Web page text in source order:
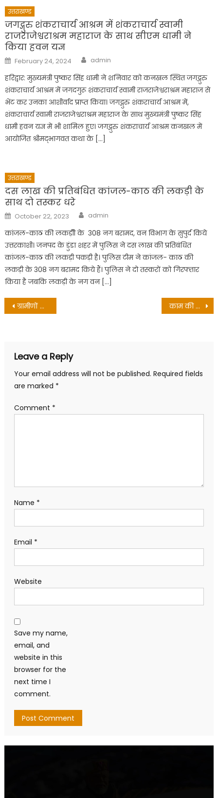
उत्तराखण्ड
जगद्गुरु शंकराचार्य आश्रम में शंकराचार्य स्वामी
राजराजेश्वराश्रम महाराज के साथ सीएम धामी ने
किया हवन यज्ञ
Posted
on
February 24, 2024 Author
admin
हरिद्वार: मुख्यमंत्री पुष्कर सिंह धामी ने शनिवार को कनखल स्थित जगद्गुरु
शंकराचार्य आश्रम में जगदगुरू शंकराचार्य स्वामी राजराजेश्वराश्रम महाराज से
भेंट कर उनका आशीर्वाद प्राप्त किया। जगद्गुरु शंकराचार्य आश्रम में,
शंकराचार्य स्वामी राजराजेश्वराश्रम महाराज के साथ मुख्यमंत्री पुष्कर सिंह
धामी हवन यज्ञ में भी शामिल हुए। जगद्गुरु शंकराचार्य आश्रम कनखल में
आयोजित श्रीमद्भागवत कथा के […]
उत्तराखण्ड
दस लाख की प्रतिबंधित कांजल-काठ की लकड़ी के
साथ दो तस्कर धरे
Posted
on
October 22, 2023 Author
admin
कांजल-काठ की लकड़ीी के 308 नग बरामद, वन विभाग के सुपुर्द किये
उत्तरकाशी। जनपद के डुंडा शहर में पुलिस ने दस लाख की प्रतिबंधित
कांजल-काठ की लकड़ी पकड़ी है। पुलिस टीम ने कांजल- काठ की
लकड़ी के 308 नग बरामद किये हैं। पुलिस ने दो तस्करों को गिरफ्तार
किया है जबकि लकड़ी के नग वन […]
Post
ग्रामीणों ने अध्यापिका पर स्कूल बन्द करने की साजिश करने का लगाया आरोप काम की बात : देहरादून में पूर्व सैनिकों के पाल्यों के लिये आयोजित होगा प्रशिक्षण शिविर
Leave a Reply
Your email address will not be published. Required fields
are marked *
Comment *
Name *
Email *
Website
Save my name,
email, and
website in this
browser for the
next time I
comment.